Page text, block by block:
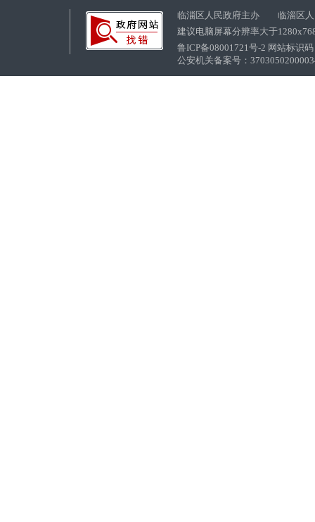
临淄区人民政府主办 临淄区人
建议电脑屏幕分辨率大于
鲁ICP备08001721号-2 网站标识
公安机关备案号：